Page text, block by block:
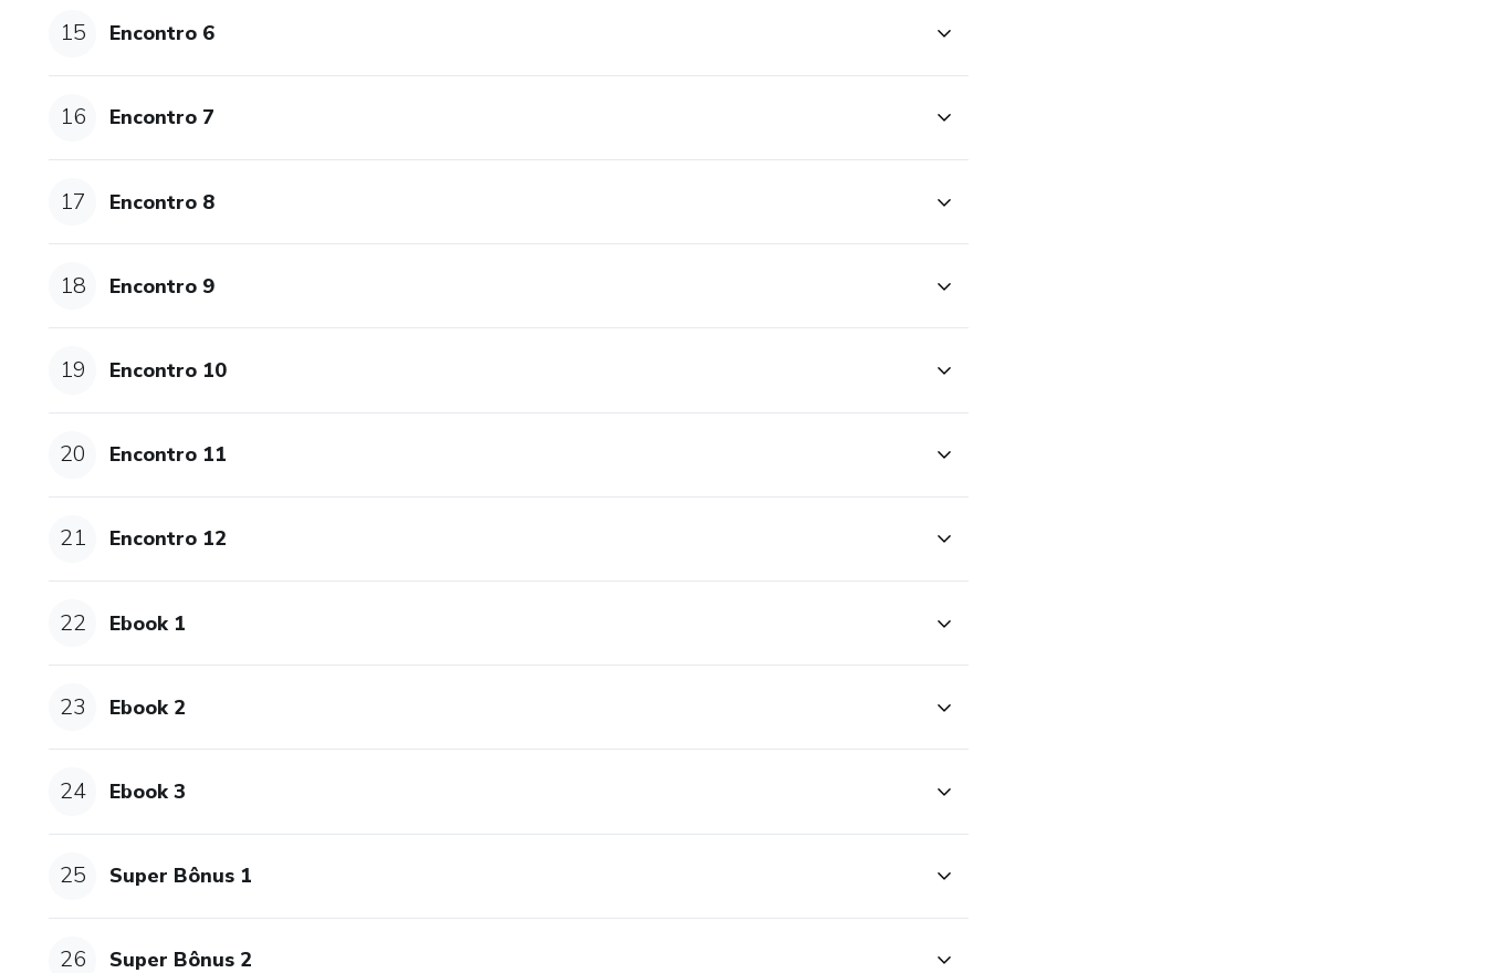
15 Encontro 6
16 Encontro 7
17 Encontro 8
18 Encontro 9
19 Encontro 10
20 Encontro 11
21 Encontro 12
22 Ebook 1
23 Ebook 2
24 Ebook 3
25 Super Bônus 1
26 Super Bônus 2